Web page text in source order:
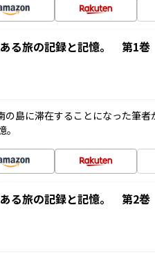
る旅の記録と記憶。 第1巻
の島に滞在することになった筆
る旅の記録と記憶。 第2巻